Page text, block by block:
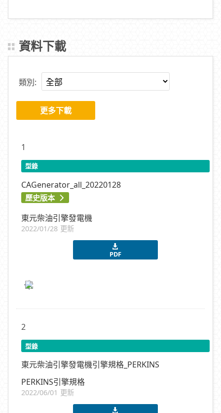
資料下載
類別:
更多下載
1
型錄
CAGenerator_all_20220128
歷史版本
東元柴油引擎發電機
2022/01/28 更新
PDF
2
型錄
東元柴油引擎發電機引擎規格_PERKINS
PERKINS引擎規格
2022/06/01 更新